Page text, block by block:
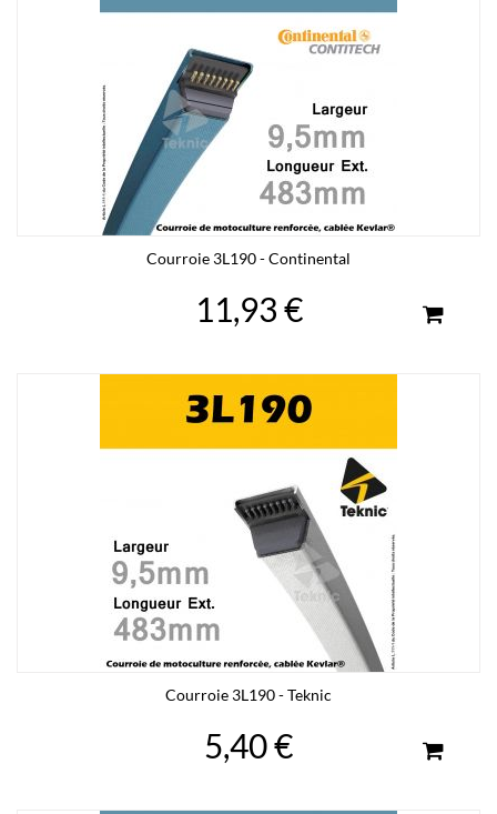
Courroie 3L190 - Continental
11,93 €
Courroie 3L190 - Teknic
5,40 €